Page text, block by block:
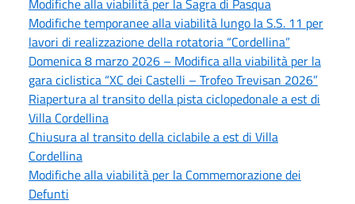
Modifiche temporanee alla viabilità lungo la S.S. 11 per
lavori di realizzazione della rotatoria “Cordellina”
Domenica 8 marzo 2026 – Modifica alla viabilità per la
gara ciclistica “XC dei Castelli – Trofeo Trevisan 2026”
Riapertura al transito della pista ciclopedonale a est di
Villa Cordellina
Chiusura al transito della ciclabile a est di Villa
Cordellina
Modifiche alla viabilità per la Commemorazione dei
Defunti